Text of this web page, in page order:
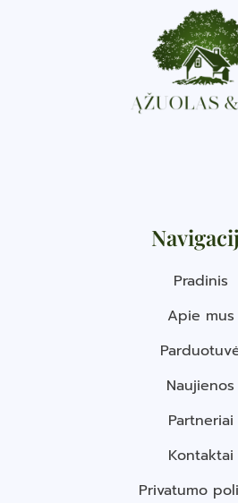
Pradinis
Apie mus
Naujienos
Partneriai
Kontaktai
Privatumo